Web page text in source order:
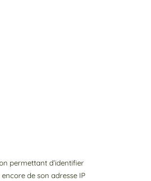
permettant d’identifier
de son adresse IP